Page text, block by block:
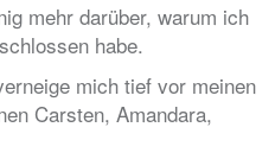
mehr darüber, warum ich
habe.
mich tief vor meinen
Carsten, Amandara,